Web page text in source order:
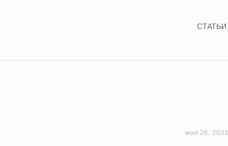
СТАТЬИ
мая 26, 2021